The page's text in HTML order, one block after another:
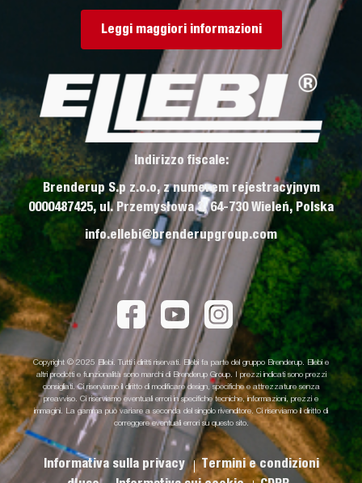
Leggi maggiori informazioni
Indirizzo fiscale:
Brenderup S.p z.o.o, z numerem rejestracyjnym
0000487425, ul. Przemysłowa 3, 64-730 Wieleń, Polska
info.ellebi@brenderupgroup.com
Copyright © 2025 Ellebi. Tutti i diritti riservati. Ellebi fa parte del gruppo Brenderup. Ellebi e
altri prodotti e funzionalità sono marchi di Brenderup Group. I prezzi indicati sono prezzi
consigliati. Ci riserviamo il diritto di modificare design, specifiche e attrezzature senza
preavviso. Ci riserviamo eventuali errori in specifiche tecniche, informazioni, prezzi e
immagini. La gamma può variare a seconda del singolo rivenditore. Ci riserviamo il diritto di
correggere eventuali errori su questo sito.
Informativa sulla privacy
Termini e condizioni